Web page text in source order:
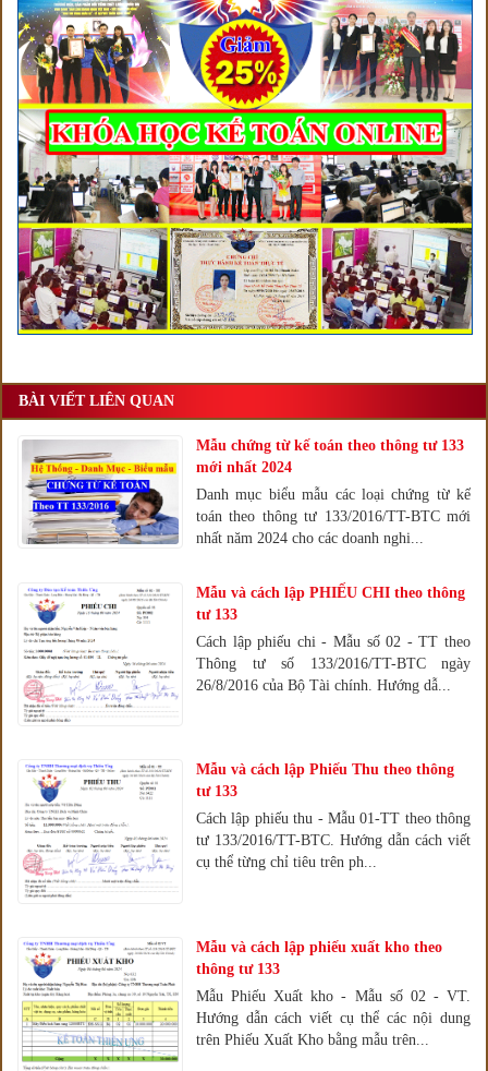
BÀI VIẾT LIÊN QUAN
Mẫu chứng từ kế toán theo thông tư 133
mới nhất 2024
Danh mục biểu mẫu các loại chứng từ kế
toán theo thông tư 133/2016/TT-BTC mới
nhất năm 2024 cho các doanh nghi...
Mẫu và cách lập PHIẾU CHI theo thông
tư 133
Cách lập phiếu chi - Mẫu số 02 - TT theo
Thông tư số 133/2016/TT-BTC ngày
26/8/2016 của Bộ Tài chính. Hướng dẫ...
Mẫu và cách lập Phiếu Thu theo thông
tư 133
Cách lập phiếu thu - Mẫu 01-TT theo thông
tư 133/2016/TT-BTC. Hướng dẫn cách viết
cụ thể từng chỉ tiêu trên ph...
Mẫu và cách lập phiếu xuất kho theo
thông tư 133
Mẫu Phiếu Xuất kho - Mẫu số 02 - VT.
Hướng dẫn cách viết cụ thể các nội dung
trên Phiếu Xuất Kho bằng mẫu trên...